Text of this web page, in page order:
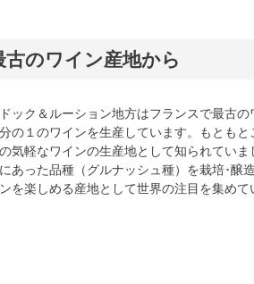
古のワイン産地から
ック＆ルーション地方はフランスで最古
の１のワインを生産しています。もとも
気軽なワインの生産地として知られてい
あった品種（グルナッシュ種）を栽培･醸
を楽しめる産地として世界の注目を集めて